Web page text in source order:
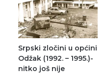
Srpski zločini u općini
Odžak (1992. – 1995.)-
nitko još nije